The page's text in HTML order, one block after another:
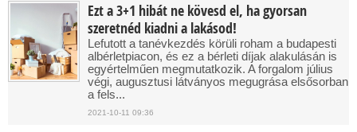
Ezt a 3+1 hibát ne kövesd el, ha gyorsan
szeretnéd kiadni a lakásod!
Lefutott a tanévkezdés körüli roham a budapesti
albérletpiacon, és ez a bérleti díjak alakulásán is
egyértelműen megmutatkozik. A forgalom július
végi, augusztusi látványos megugrása elsősorban
a fels...
2021-10-11 09:36